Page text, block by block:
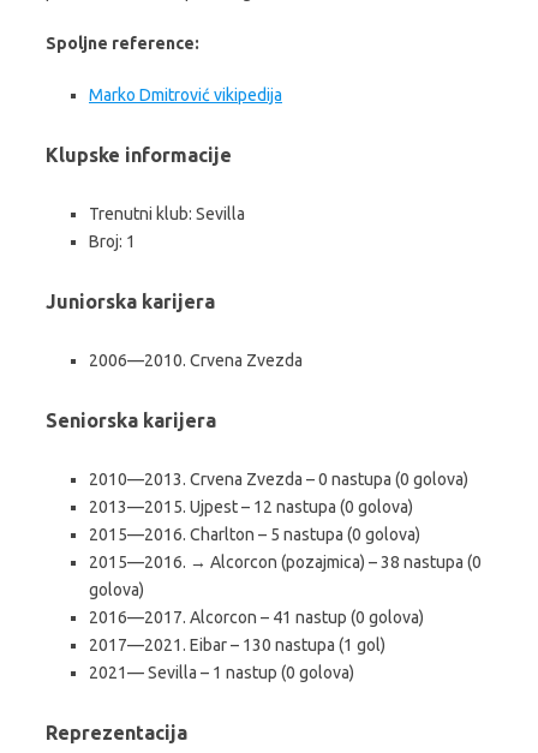
Spoljne reference:
Marko Dmitrović vikipedija
Klupske informacije
Trenutni klub: Sevilla
Broj: 1
Juniorska karijera
2006—2010. Crvena Zvezda
Seniorska karijera
2010—2013. Crvena Zvezda – 0 nastupa (0 golova)
2013—2015. Ujpest – 12 nastupa (0 golova)
2015—2016. Charlton – 5 nastupa (0 golova)
2015—2016. → Alcorcon (pozajmica) – 38 nastupa (0
golova)
2016—2017. Alcorcon – 41 nastup (0 golova)
2017—2021. Eibar – 130 nastupa (1 gol)
2021— Sevilla – 1 nastup (0 golova)
Reprezentacija